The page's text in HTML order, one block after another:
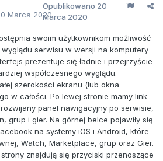
Marca 2020
Opublikowano 20
Marca 2020
swoim użytkownikom możliwość
serwisu w wersji na komputery
prezentuje się ładnie i przejrzyście
współczesnego wyglądu.
szerokości ekranu (lub okna
w całości. Po lewej stronie mamy link
panel nawigacyjny po serwisie,
grup i gier. Na górnej belce pojawiły się
na systemy iOS i Android, które
Watch, Marketplace, grup oraz Gier.
znajdują się przyciski przenoszące